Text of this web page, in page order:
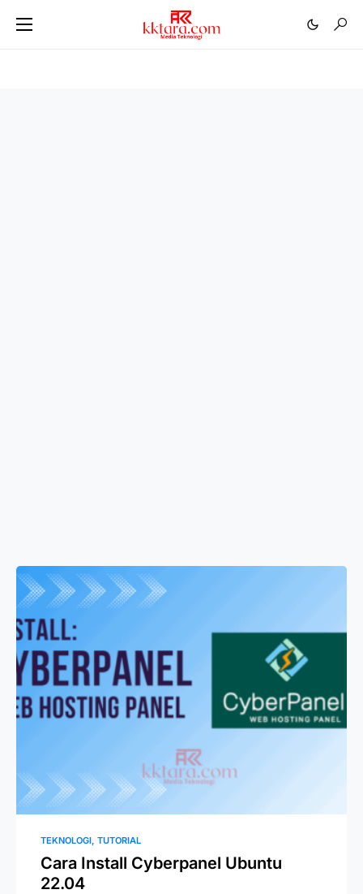
TEKNOLOGI TUTORIAL
Cara Install Cyberpanel Ubuntu
22.04